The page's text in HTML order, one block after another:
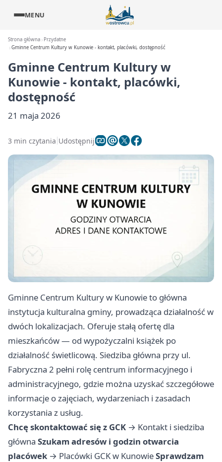
MENU
Strona główna
Przydatne
Gminne Centrum Kultury w Kunowie - kontakt, placówki, dostępność
Gminne Centrum Kultury w
Kunowie - kontakt, placówki,
dostępność
21 maja 2026
3 min czytania Udostępnij
Gminne Centrum Kultury w Kunowie to główna
instytucja kulturalna gminy, prowadząca działalność w
dwóch lokalizacjach. Oferuje stałą ofertę dla
mieszkańców — od wypożyczalni książek po
działalność świetlicową. Siedziba główna przy ul.
Fabryczna 2 pełni rolę centrum informacyjnego i
administracyjnego, gdzie można uzyskać szczegółowe
informacje o zajęciach, wydarzeniach i zasadach
korzystania z usług.
Chcę skontaktować się z GCK → Kontakt i siedziba
główna Szukam adresów i godzin otwarcia
placówek → Placówki GCK w KunowieSprawdzam